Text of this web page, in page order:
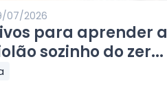
07/2026
para aprender a
sozinho do zer...